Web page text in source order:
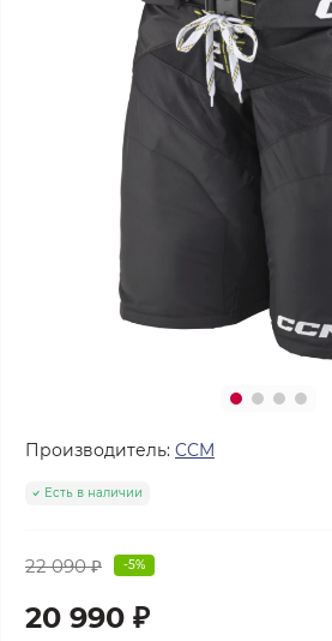
Производитель: CCM
Есть в наличии
22 090 ₽ -5%
20 990 ₽